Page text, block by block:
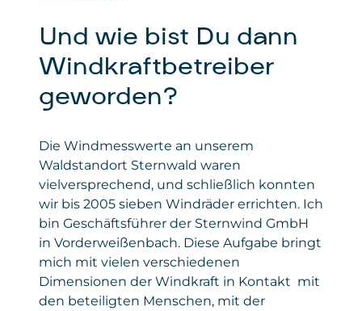
Und wie bist Du dann
Windkraftbetreiber
geworden?
Die Windmesswerte an unserem
Waldstandort Sternwald waren
vielversprechend, und schließlich konnten
wir bis 2005 sieben Windräder errichten. Ich
bin Geschäftsführer der Sternwind GmbH
in Vorderweißenbach. Diese Aufgabe bringt
mich mit vielen verschiedenen
Dimensionen der Windkraft in Kontakt  mit
den beteiligten Menschen, mit der